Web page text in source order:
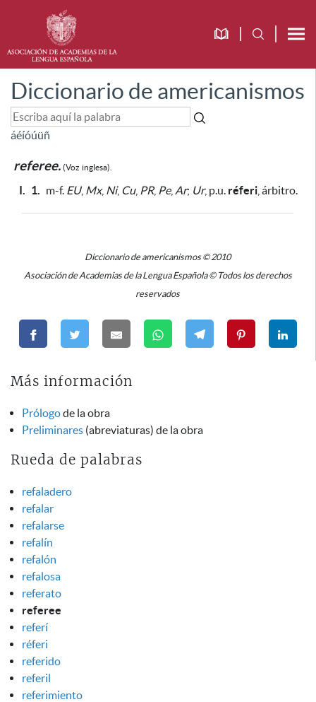
Diccionario de americanismos
áéíóúüñ
referee. (Voz inglesa).
I. 1. m-f. EU, Mx, Ni, Cu, PR, Pe, Ar; Ur, p.u. réferi , árbitro.
Diccionario de americanismos © 2010
Asociación de Academias de la Lengua Española © Todos los derechos
reservados
Más información
Prólogode la obra
Preliminares (abreviaturas) de la obra
Rueda de palabras
refaladero
refalar
refalarse
refalín
refalón
refalosa
referato
referee
referí
réferi
referido
referil
referimiento